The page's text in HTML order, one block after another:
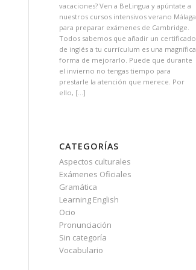
vacaciones? Ven a BeLingua y apúntate a
nuestros cursos intensivos verano Málaga
para preparar exámenes de Cambridge.
Todos sabemos que añadir un certificado
de inglés a tu currículum es una magnífica
forma de mejorarlo. Puede que durante
el invierno no tengas tiempo para
prestarle la atención que merece. Por
ello, […]
CATEGORÍAS
Aspectos culturales
Exámenes Oficiales
Gramática
Learning English
Ocio
Pronunciación
Sin categoría
Vocabulario